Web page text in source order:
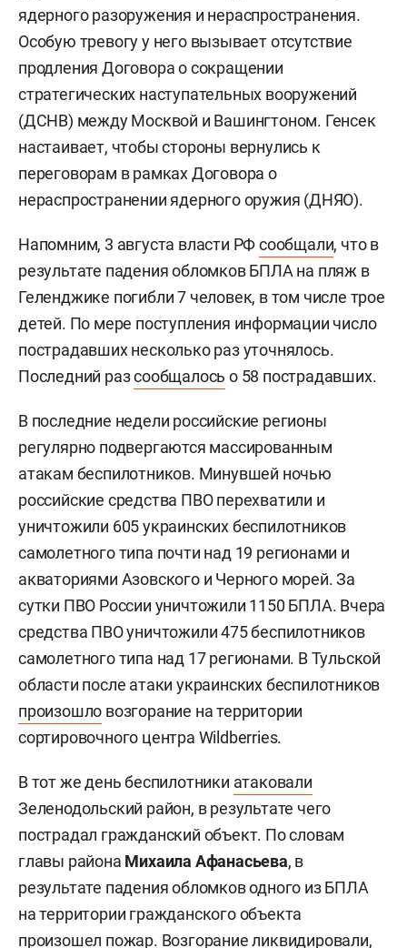
ядерного разоружения и нераспространения.
Особую тревогу у него вызывает отсутствие
продления Договора о сокращении
стратегических наступательных вооружений
(ДСНВ) между Москвой и Вашингтоном. Генсек
настаивает, чтобы стороны вернулись к
переговорам в рамках Договора о
нераспространении ядерного оружия (ДНЯО).
Напомним, 3 августа власти РФсообщали, что в
результате падения обломков БПЛА на пляж в
Геленджике погибли 7 человек, в том числе трое
детей. По мере поступления информации число
пострадавших несколько раз уточнялось.
Последний разсообщалось о 58 пострадавших.
В последние недели российские регионы
регулярно подвергаются массированным
атакам беспилотников. Минувшей ночью
российские средства ПВО перехватили и
уничтожили 605 украинских беспилотников
самолетного типа почти над 19 регионами и
акваториями Азовского и Черного морей. За
сутки ПВО России уничтожили 1150 БПЛА. Вчера
средства ПВО уничтожили 475 беспилотников
самолетного типа над 17 регионами. В Тульской
области после атаки украинских беспилотников
произошло возгорание на территории
сортировочного центра Wildberries.
В тот же день беспилотники атаковали
Зеленодольский район, в результате чего
пострадал гражданский объект. По словам
главы района Михаила Афанасьева, в
результате падения обломков одного из БПЛА
на территории гражданского объекта
произошел пожар. Возгорание ликвидировали,